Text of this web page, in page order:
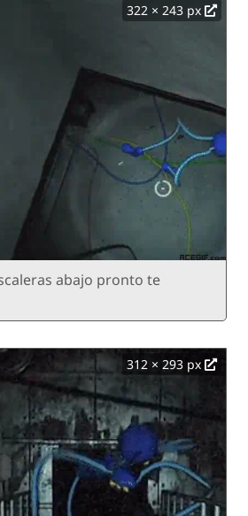
322 × 243 px
abajo pronto te
312 × 293 px